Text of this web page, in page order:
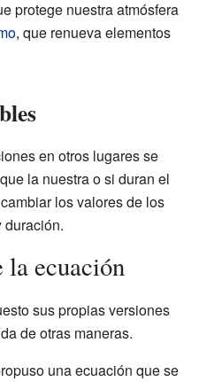
protege nuestra atmósfera
, que renueva elementos
en otros lugares se
la nuestra o si duran el
los valores de los
duración.
la ecuación
sus propias versiones
de otras maneras.
una ecuación que se